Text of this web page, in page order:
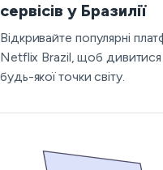
сервісів у Бразилії
Відкривайте популярні
Netflix Brazil, щоб дивитися
будь-якої точки світу.